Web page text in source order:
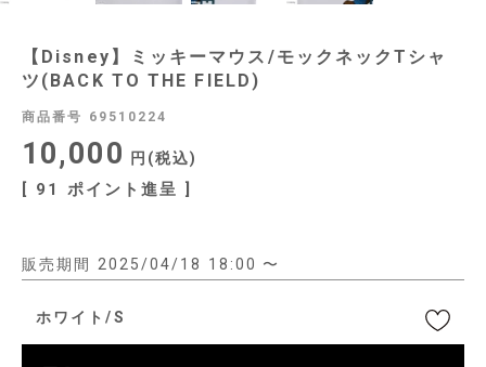
【Disney】ミッキーマウス/モックネックTシャ
ツ(BACK TO THE FIELD)
商品番号 69510224
10,000 税込
[ 91 ポイント進呈 ]
販売期間 2025/04/18 18:00 〜
ホワイト/S